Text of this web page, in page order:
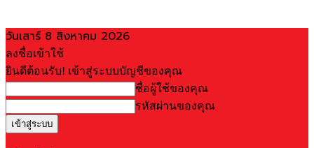
วันเสาร์ 8 สิงหาคม 2026
ลงชื่อเข้าใช้
ยินดีต้อนรับ! เข้าสู่ระบบบัญชีของคุณ
ชื่อผู้ใช้ของคุณ
รหัสผ่านของคุณ